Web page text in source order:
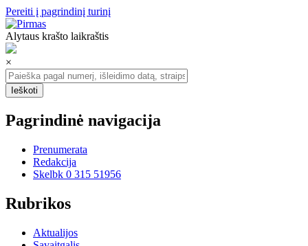
Pereiti į pagrindinį turinį
Alytaus krašto laikraštis
×
Pagrindinė navigacija
Prenumerata
Redakcija
Skelbk 0 315 51956
Rubrikos
Aktualijos